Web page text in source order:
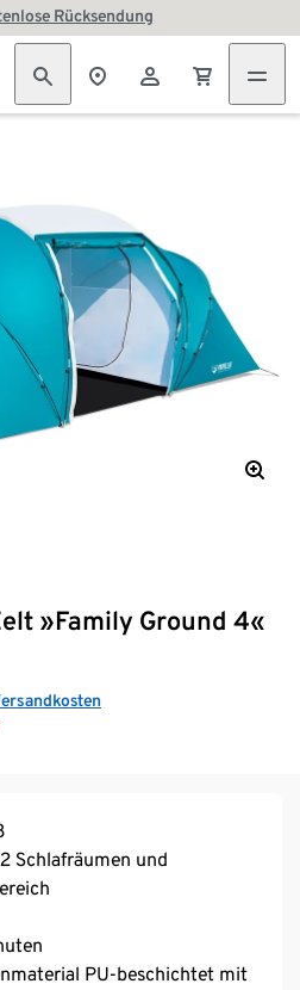
Rücksendung
»Family Ground 4«
Schlafräumen und
PU-beschichtet mit